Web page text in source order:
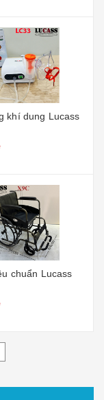
khí dung Lucass
chuẩn Lucass